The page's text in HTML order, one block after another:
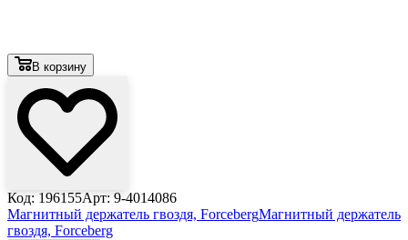
В корзину
Код: 196155Арт: 9-4014086
Магнитный держатель гвоздя, ForcebergМагнитный держатель
гвоздя, Forceberg